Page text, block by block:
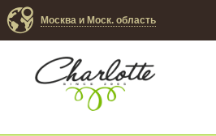
Москва и Моск. область